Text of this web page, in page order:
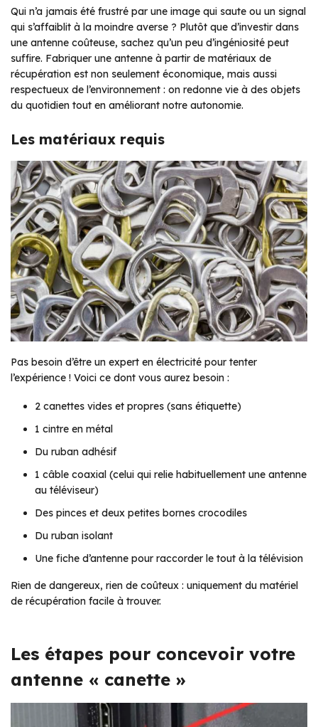
Qui n’a jamais été frustré par une image qui saute ou un signal
qui s’affaiblit à la moindre averse ? Plutôt que d’investir dans
une antenne coûteuse, sachez qu’un peu d’ingéniosité peut
suffire. Fabriquer une antenne à partir de matériaux de
récupération est non seulement économique, mais aussi
respectueux de l’environnement : on redonne vie à des objets
du quotidien tout en améliorant notre autonomie.
Les matériaux requis
Pas besoin d’être un expert en électricité pour tenter
l’expérience ! Voici ce dont vous aurez besoin :
2 canettes vides et propres (sans étiquette)
1 cintre en métal
Du ruban adhésif
1 câble coaxial (celui qui relie habituellement une antenne
au téléviseur)
Des pinces et deux petites bornes crocodiles
Du ruban isolant
Une fiche d’antenne pour raccorder le tout à la télévision
Rien de dangereux, rien de coûteux : uniquement du matériel
de récupération facile à trouver.
Les étapes pour concevoir votre
antenne « canette »